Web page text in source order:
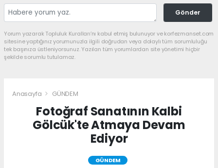
Gönder
Yorum yazarak Topluluk Kuralları’nı kabul etmiş bulunuyor ve korfezmanset.com
sitesine yaptığınız yorumunuzla ilgili doğrudan veya dolaylı tüm sorumluluğu
tek başınıza üstleniyorsunuz. Yazılan tüm yorumlardan site yönetimi hiçbir
şekilde sorumlu tutulamaz.
Anasayfa GÜNDEM
Fotoğraf Sanatının Kalbi
Gölcük'te Atmaya Devam
Ediyor
GÜNDEM